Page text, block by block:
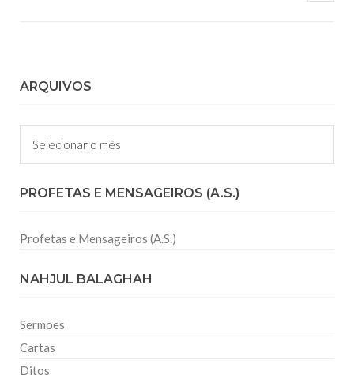
ARQUIVOS
Arquivos
PROFETAS E MENSAGEIROS (A.S.)
Profetas e Mensageiros (A.S.)
NAHJUL BALAGHAH
Sermões
Cartas
Ditos